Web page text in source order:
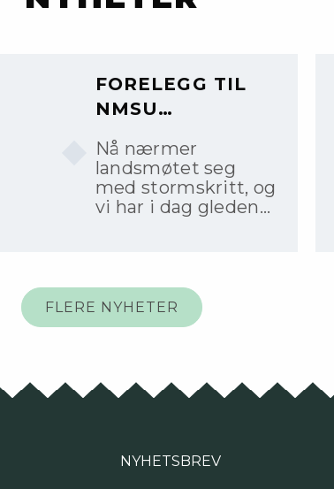
FORELEGG TIL
NMSU
Nå nærmer
landsmøtet seg
med stormskritt, og
vi har i dag gleden
FLERE NYHETER
NYHETSBREV